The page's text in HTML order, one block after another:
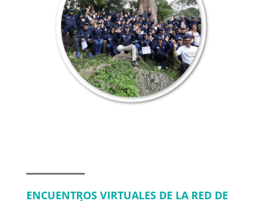
ENCUENTROS VIRTUALES DE LA RED DE